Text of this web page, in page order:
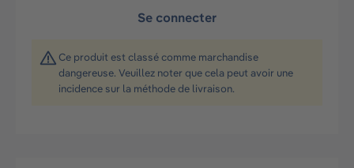
Se connecter
Ce produit est classé comme marchandise
dangereuse. Veuillez noter que cela peut avoir une
incidence sur la méthode de livraison.